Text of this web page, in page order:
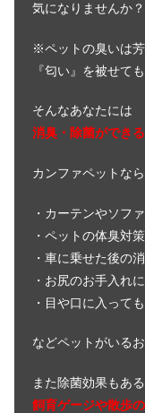
気になりませんか？
※ペットの臭いは
『匂い』を被せて
そんなあなたには
消臭・除菌ができ
カンファペットなら
・カーテンやソフ
・ペットの体臭対
・車に乗せた後の
・お尻のお手入れ
・目や口に入って
などペットがいる
また除菌効果もある
飼育ゲージや散歩